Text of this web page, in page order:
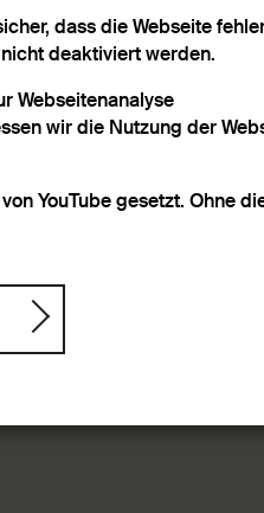
Bezug
dass die Webseite
deaktiviert werden.
Webseitenanalyse
wir die Nutzung der
YouTube gesetzt. Ohne